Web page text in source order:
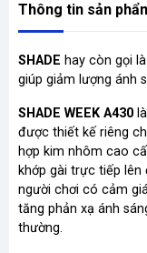
Thông tin sản
SHADE hay còn gọi
giúp giảm lượng ánh
SHADE WEEK A430
được thiết kế riêng
hợp kim nhôm cao
khớp gài trực tiếp
người chơi có cảm
tăng phản xạ ánh
thường.